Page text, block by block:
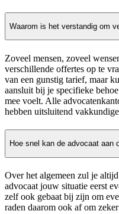
Waarom is het verstandig om
Zoveel mensen, zoveel
verschillende offertes op te
van een gunstig tarief, maar
aansluit bij je specifieke
mee voelt. Alle
hebben uitsluitend
Hoe snel kan de advocaat aan
Over het algemeen zul je
advocaat jouw situatie eerst
zelf ook gebaat bij zijn om
raden daarom ook af om